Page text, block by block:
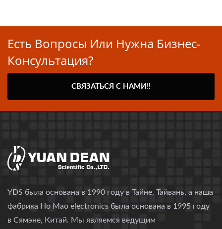
Есть Вопросы Или Нужна Бизнес-
Консультация?
СВЯЗАТЬСЯ С НАМИ!!
YDS была основана в 1990 году в Тайне, Тайвань, а наша
фабрика Ho Mao electronics была основана в 1995 году
в Сямэне, Китай. Мы являемся ведущим